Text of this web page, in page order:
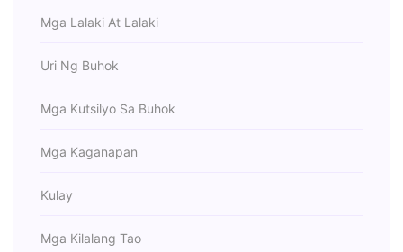
Mga Lalaki At Lalaki
Uri Ng Buhok
Mga Kutsilyo Sa Buhok
Mga Kaganapan
Kulay
Mga Kilalang Tao